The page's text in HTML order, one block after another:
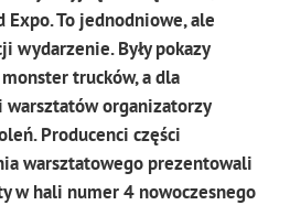
Expo. To jednodniowe, ale
wydarzenie. Były pokazy
trucków, a dla
warsztatów organizatorzy
Producenci części
warsztatowego prezentowali
w hali numer 4 nowoczesnego